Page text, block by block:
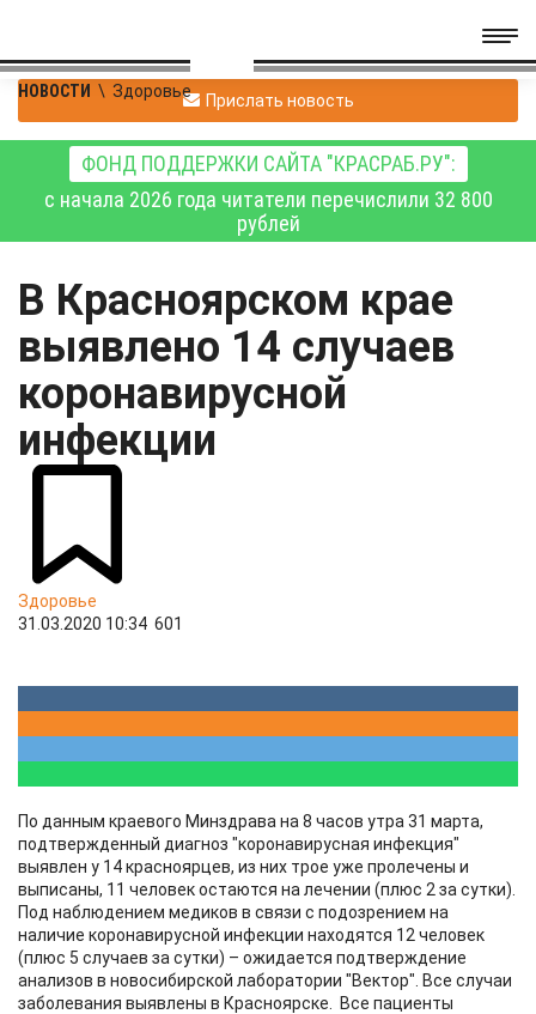
НОВОСТИ \ Здоровье Прислать новость
ФОНД ПОДДЕРЖКИ САЙТА "КРАСРАБ.РУ":
с начала 2026 года читатели перечислили 32 800
рублей
В Красноярском крае
выявлено 14 случаев
коронавирусной
инфекции
Здоровье
31.03.2020 10:34 601
По данным краевого Минздрава на 8 часов утра 31 марта,
подтвержденный диагноз "коронавирусная инфекция"
выявлен у 14 красноярцев, из них трое уже пролечены и
выписаны, 11 человек остаются на лечении (плюс 2 за сутки).
Под наблюдением медиков в связи с подозрением на
наличие коронавирусной инфекции находятся 12 человек
(плюс 5 случаев за сутки) – ожидается подтверждение
анализов в новосибирской лаборатории "Вектор". Все случаи
заболевания выявлены в Красноярске. Все пациенты